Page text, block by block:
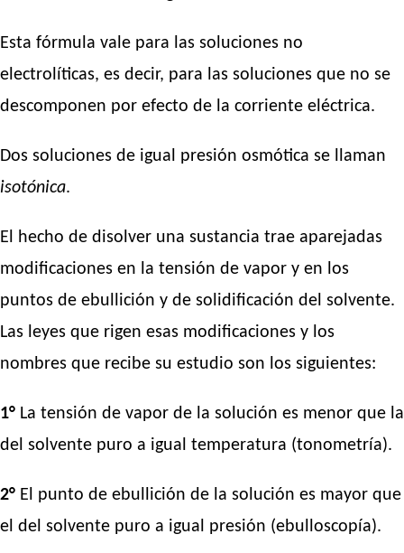
Esta fórmula vale para las soluciones no
electrolíticas, es decir, para las soluciones que no se
descomponen por efecto de la corriente eléctrica.
Dos soluciones de igual presión osmótica se llaman
isotónica.
El hecho de disolver una sustancia trae aparejadas
modificaciones en la tensión de vapor y en los
puntos de ebullición y de solidificación del solvente.
Las leyes que rigen esas modificaciones y los
nombres que recibe su estudio son los siguientes:
1° La tensión de vapor de la solución es menor que la
del solvente puro a igual temperatura (tonometría).
2° El punto de ebullición de la solución es mayor que
el del solvente puro a igual presión (ebulloscopía).